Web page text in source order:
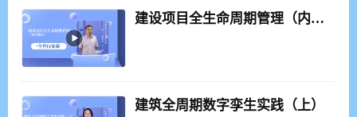
建设项目全生命周期管理（内容概况）
建筑全周期数字孪生实践（上）